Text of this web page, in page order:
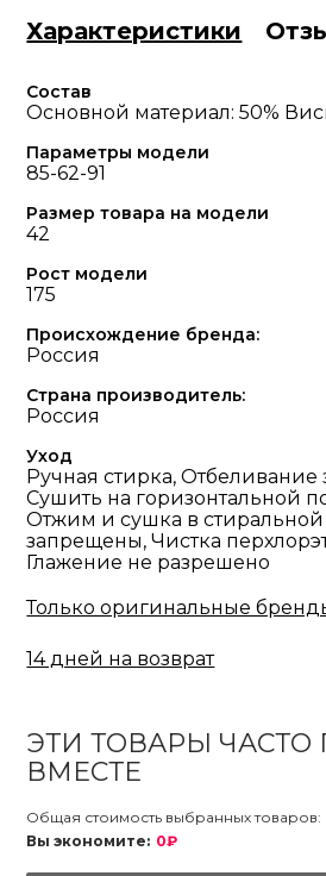
Характеристики
Состав
Основной материал: 50%
Параметры модели
85-62-91
Размер товара на модели
42
Рост модели
175
Происхождение бренда:
Россия
Страна производитель:
Россия
Уход
Ручная стирка,
Сушить на горизонтальной
Отжим и сушка в
запрещены, Чистка
Глажение не разрешено
Только оригинальные
14 дней на возврат
ЭТИ ТОВАРЫ
ВМЕСТЕ
Общая стоимость выбранных товаров:
Вы экономите: 0₽